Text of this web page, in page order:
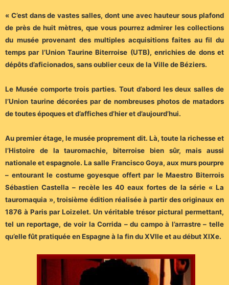
« C’est dans de vastes salles, dont une avec hauteur sous plafond
de près de huit mètres, que vous pourrez admirer les collections
du musée provenant des multiples acquisitions faites au fil du
temps par l’Union Taurine Biterroise (UTB), enrichies de dons et
dépôts d’aficionados, sans oublier ceux de la Ville de Béziers.
Le Musée comporte trois parties. Tout d’abord les deux salles de
l’Union taurine décorées par de nombreuses photos de matadors
de toutes époques et d’affiches d’hier et d’aujourd’hui.
Au premier étage, le musée proprement dit. Là, toute la richesse et
l’Histoire de la tauromachie, biterroise bien sûr, mais aussi
nationale et espagnole. La salle Francisco Goya, aux murs pourpre
– entourant le costume goyesque offert par le Maestro Biterrois
Sébastien Castella – recèle les 40 eaux fortes de la série « La
tauromaquia », troisième édition réalisée à partir des originaux en
1876 à Paris par Loizelet. Un véritable trésor pictural permettant,
tel un reportage, de voir la Corrida – du campo à l’arrastre – telle
qu’elle fût pratiquée en Espagne à la fin du XVIIe et au début XIXe.